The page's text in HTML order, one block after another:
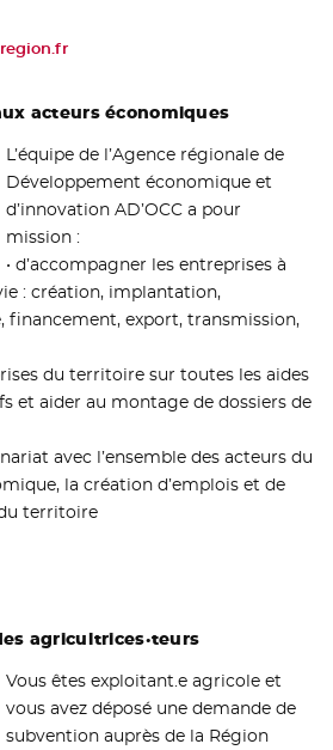
acteurs économiques
L’équipe de l’Agence régionale de
Développement économique et
d’innovation AD’OCC a pour
mission :
• d’accompagner les entreprises à
: création, implantation,
financement, export, transmission,
du territoire sur toutes les aides
et aider au montage de dossiers de
avec l’ensemble des acteurs du
la création d’emplois et de
territoire
agricultrices·teurs
Vous êtes exploitant.e agricole et
vous avez déposé une demande de
subvention auprès de la Région